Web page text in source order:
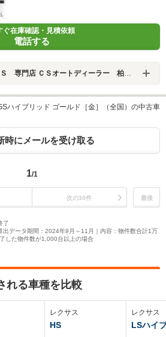
ぐ在庫確認・見積依頼
電話する
ＣＳオートディーラー 柏インター店 中古車専門店
ハイブリッド ゴールド［金］（全国）の中古車
時にメールを受け取る
1/1
次の30件 最後
了
出データ期間：2024年9月～11月｜内容：物件数合計1万
した物件数が1,000台以上の場合
れる車種を比較
レクサス
HS
レクサス
LSハイ